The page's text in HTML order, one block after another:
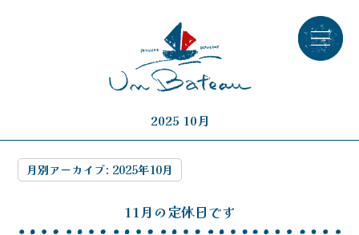
2025 10月
月別アーカイブ: 2025年10月
11月の定休日です